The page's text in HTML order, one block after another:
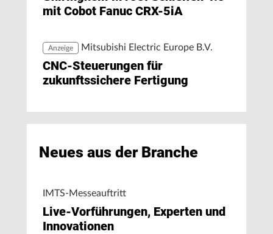
mit Cobot Fanuc CRX-5iA
Anzeige Mitsubishi Electric Europe B.V.
CNC-Steuerungen für
zukunftssichere Fertigung
Neues aus der Branche
IMTS-Messeauftritt
Live-Vorführungen, Experten und
Innovationen